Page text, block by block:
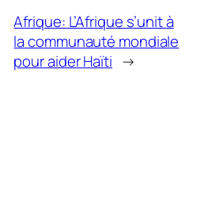
Afrique: L’Afrique s’unit à
la communauté mondiale
pour aider Haïti →